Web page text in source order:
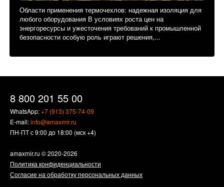
Области применения термочехлов: надежная изоляция для
любого оборудования В условиях роста цен на
энергоресурсы и ужесточения требований к промышленной
безопасности особую роль играют решения,...
8 800 201 55 00
WhatsApp:+7 (913) 375-74-09
E-mail:info@amaxmir.ru
ПН-ПТ с 9:00 до 18:00 (мск +4)
amaxmir.ru © 2020-2026
Политика конфиденциальности
Согласие на обработку персональных данных